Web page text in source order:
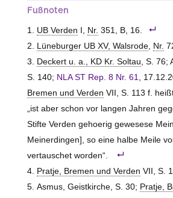
Fußnoten
UB Verden I, Nr. 351, B, 16.
Lüneburger UB XV, Walsrode, Nr.
Deckert u. a., KD Kr. Soltau, S. 76;
S. 140; NLA ST Rep. 8 Nr. 61,
Bremen und Verden VII, S. 113 f.
„ist aber schon vor langen Jahren
Stifte Verden gehoerig gewesese
Meinerdingen], so eine halbe Meile
vertauschet worden“.
Pratje, Bremen und Verden VII, S.
Asmus, Geistkirche, S. 30; Pratje,